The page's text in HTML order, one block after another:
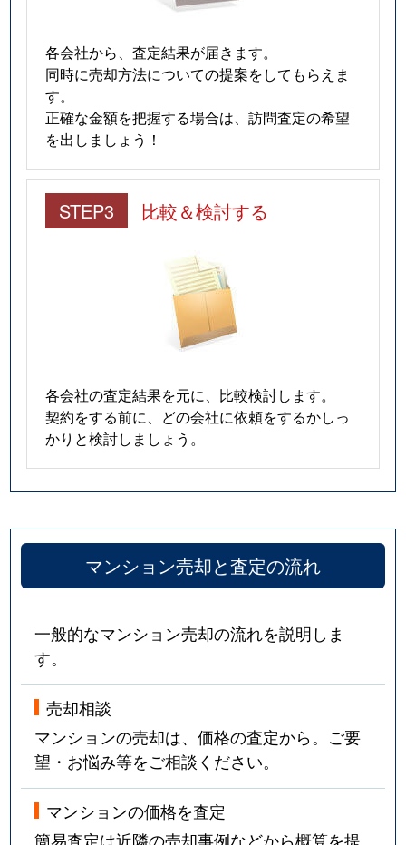
各会社から、査定結果が届きます。
同時に売却方法についての提案をしてもらえま
す。
正確な金額を把握する場合は、訪問査定の希望
を出しましょう！
STEP3 比較＆検討する
各会社の査定結果を元に、比較検討します。
契約をする前に、どの会社に依頼をするかしっ
かりと検討しましょう。
マンション売却と査定の流れ
一般的なマンション売却の流れを説明しま
す。
売却相談
マンションの売却は、価格の査定から。ご要
望・お悩み等をご相談ください。
マンションの価格を査定
簡易査定は近隣の売却事例などから概算を提